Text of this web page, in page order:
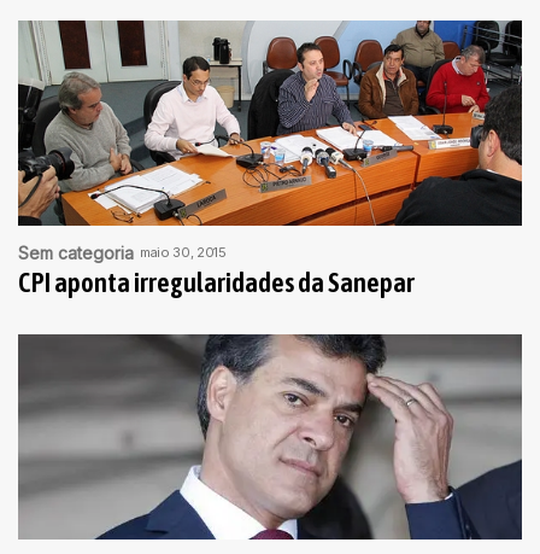
Sem categoria maio 30, 2015
CPI aponta irregularidades da Sanepar